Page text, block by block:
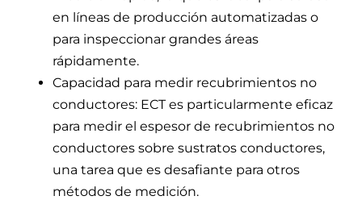
en líneas de producción automatizadas o
para inspeccionar grandes áreas
rápidamente.
Capacidad para medir recubrimientos no
conductores: ECT es particularmente eficaz
para medir el espesor de recubrimientos no
conductores sobre sustratos conductores,
una tarea que es desafiante para otros
métodos de medición.